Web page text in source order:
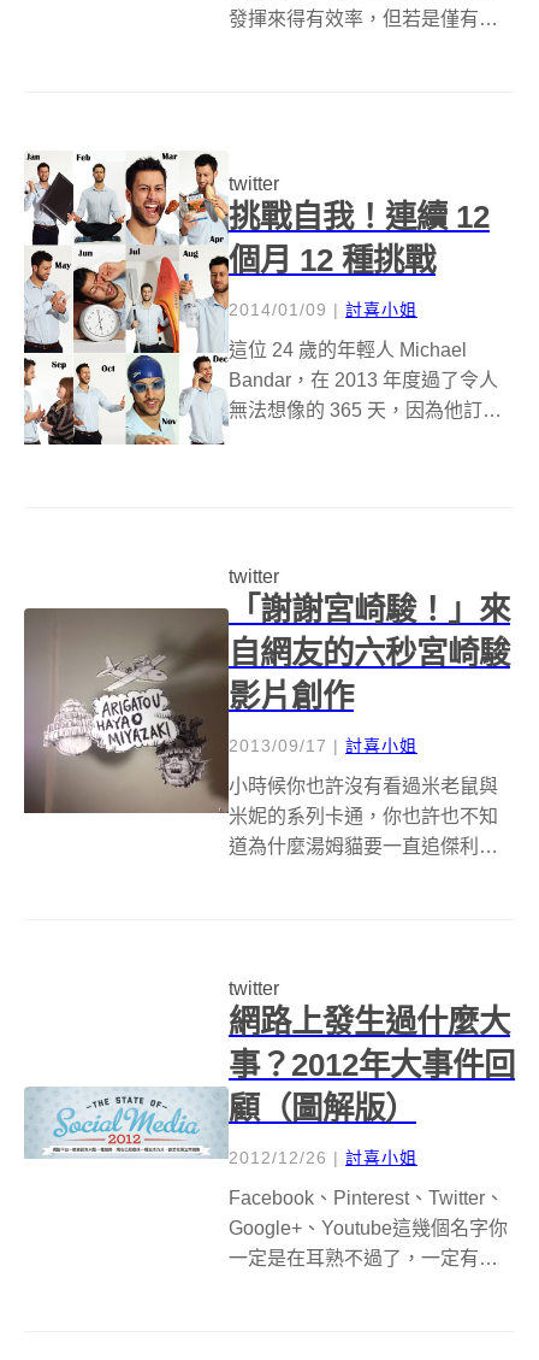
發揮來得有效率，但若是僅有天
難，但要簡單...
twitter
挑戰自我！連續 12
個月 12 種挑戰
2014/01/09 | 討喜小姐
這位 24 歲的年輕人 Michael
Bandar，在 2013 年度過了令人
無法想像的 365 天，因為他訂定
twitter
「謝謝宮崎駿！」來
自網友的六秒宮崎駿
影片創作
2013/09/17 | 討喜小姐
小時候你也許沒有看過米老鼠與
米妮的系列卡通，你也許也不知
道為什麼湯姆貓要一直追傑利
的意味，但是宮崎駿的卡通的確
也陪著不少人長大，...
twitter
網路上發生過什麼大
事？2012年大事件回
顧（圖解版）
2012/12/26 | 討喜小姐
Facebook、Pinterest、Twitter、
Google+、Youtube這幾個名字你
一定是在耳熟不過了，一定有人